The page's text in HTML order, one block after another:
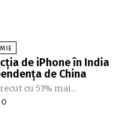
de iPhone în India
de China
cu 53% mai...